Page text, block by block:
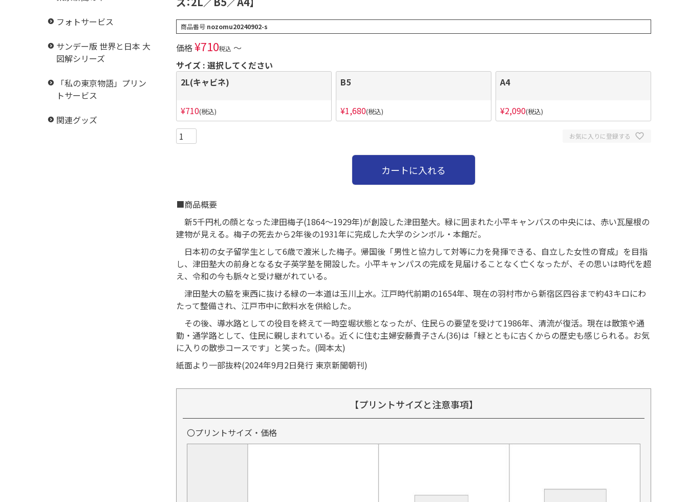
フォトサービス
サンデー版 世界と日本 大
図解シリーズ
「私の東京物語」プリン
トサービス
関連グッズ
商品番号 nozomu20240902-s
価格¥710税込 〜
サイズ 選択してください
2L(キャビネ)
¥710 税込
B5
¥1,680 税込
A4
¥2,090 税込
お気に入りに登録する
カートに入れる
■商品概要
新5千円札の顔となった津田梅子(1864～1929年)が創設した津田塾大。緑に囲まれた小平キャンパスの中央には、赤い瓦屋根の
建物が見える。梅子の死去から2年後の1931年に完成した大学のシンボル・本館だ。
日本初の女子留学生として6歳で渡米した梅子。帰国後「男性と協力して対等に力を発揮できる、自立した女性の育成」を目指
し、津田塾大の前身となる女子英学塾を開設した。小平キャンパスの完成を見届けることなく亡くなったが、その思いは時代を超
え、令和の今も脈々と受け継がれている。
津田塾大の脇を東西に抜ける緑の一本道は玉川上水。江戸時代前期の1654年、現在の羽村市から新宿区四谷まで約43キロにわ
たって整備され、江戸市中に飲料水を供給した。
その後、導水路としての役目を終えて一時空堀状態となったが、住民らの要望を受けて1986年、清流が復活。現在は散策や通
勤・通学路として、住民に親しまれている。近くに住む主婦安藤貴子さん(36)は「緑とともに古くからの歴史も感じられる。お気
に入りの散歩コースです」と笑った。(岡本太)
紙面より一部抜粋(2024年9月2日発行 東京新聞朝刊)
【プリントサイズと注意事項】
〇プリントサイズ・価格